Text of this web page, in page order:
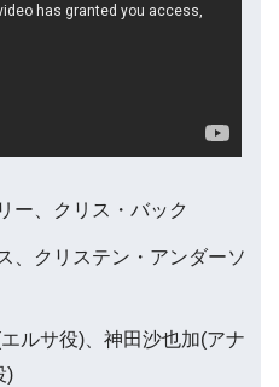
ー、クリス・バック
、クリステン・アンダーソ
ルサ役)、神田沙也加(アナ
)